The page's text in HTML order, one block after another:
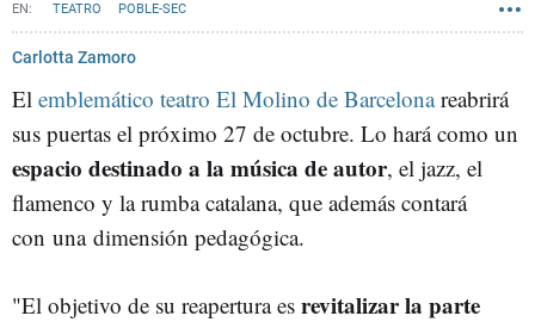
TEATRO POBLE-SEC
Carlotta Zamoro
El emblemático teatro El Molino de Barcelonareabrirá
sus puertas el próximo 27 de octubre. Lo hará como un
espacio destinado a la música de autor, el jazz, el
flamenco y la rumba catalana, que además contará
con una dimensión pedagógica.
"El objetivo de su reapertura es revitalizar la parte